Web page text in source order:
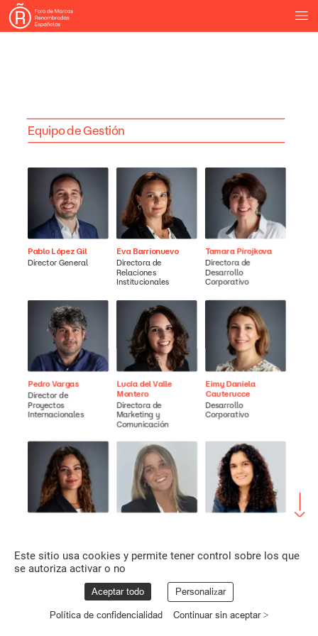
Este sitio usa cookies y permite tener control sobre los que
se autoriza activar o no
Aceptar todo Personalizar
Política de confidencialidad Continuar sin aceptar >
EquipodeGestión
Pablo López Gil
Director General
Tamara Pirojkova
Directora de
Desarrollo
Corporativo
Eva Barrionuevo
Directora de
Relaciones
Institucionales
PedroVargas
Director de
Proyectos
Internacionales
Eimy Daniela
Cauterucce
Desarrollo
Corporativo
Lucía del Valle
Montero
Directora de
Marketing y
Comunicación
Comunicación
Marca
España